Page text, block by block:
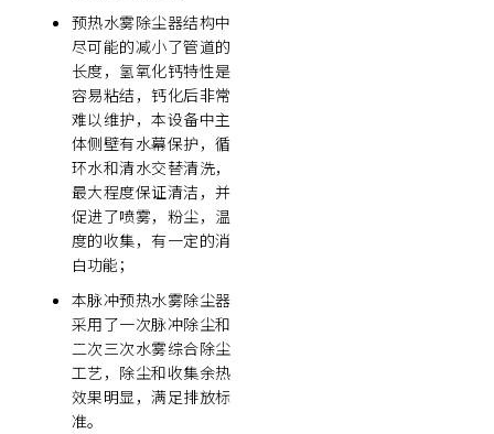
预热水雾除尘器结构中
尽可能的减小了管道的
长度，氢氧化钙特性是
容易粘结，钙化后非常
难以维护，本设备中主
体侧壁有水幕保护，循
环水和清水交替清洗，
最大程度保证清洁，并
促进了喷雾，粉尘，温
度的收集，有一定的消
白功能；
本脉冲预热水雾除尘器
采用了一次脉冲除尘和
二次三次水雾综合除尘
工艺，除尘和收集余热
效果明显，满足排放标
准。